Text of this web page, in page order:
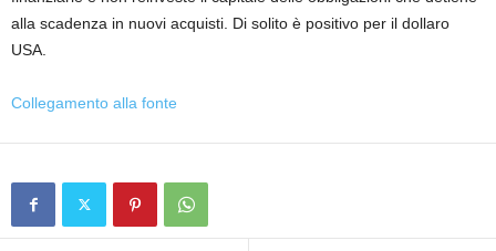
alla scadenza in nuovi acquisti. Di solito è positivo per il dollaro
USA.
Collegamento alla fonte